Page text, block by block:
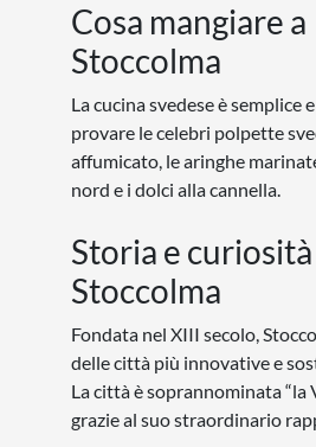
Cosa mangiare a
Stoccolma
La cucina svedese è semplice
provare le celebri polpette
affumicato, le aringhe
nord e i dolci alla cannella.
Storia e
Stoccolma
Fondata nel XIII secolo,
delle città più innovative e
La città è soprannominata “la
grazie al suo straordinario